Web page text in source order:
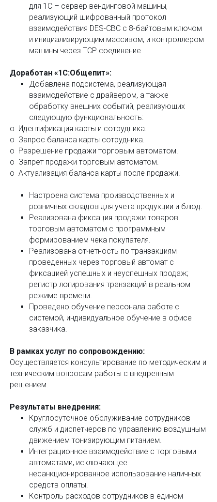
для 1С – сервер вендинговой машины,
реализующий шифрованный протокол
взаимодействия DES-CBC с 8-байтовым ключом
и инициализирующим массивом, и контроллером
машины через TCP соединение.
Доработан «1С:Общепит»:
Добавлена подсистема, реализующая
взаимодействие с драйвером, а также
обработку внешних событий, реализующих
следующую функциональность:
o Идентификация карты и сотрудника.
o Запрос баланса карты сотрудника.
o Разрешение продажи торговым автоматом.
o Запрет продажи торговым автоматом.
o Актуализация баланса карты после продажи.
Настроена система производственных и
розничных складов для учета продукции и блюд.
Реализована фиксация продажи товаров
торговым автоматом с программным
формированием чека покупателя.
Реализована отчетность по транзакциям
проведенных через торговый автомат с
фиксацией успешных и неуспешных продаж;
регистр логирования транзакций в реальном
режиме времени.
Проведено обучение персонала работе с
системой, индивидуальное обучение в офисе
заказчика.
В рамках услуг по сопровождению:
Осуществляется консультирование по методическим и
техническим вопросам работы с внедренным
решением.
Результаты внедрения:
Круглосуточное обслуживание сотрудников
служб и диспетчеров по управлению воздушным
движением тонизирующим питанием.
Интеграционное взаимодействие с торговыми
автоматами, исключающее
несанкционированное использование наличных
средств оплаты.
Контроль расходов сотрудников в едином